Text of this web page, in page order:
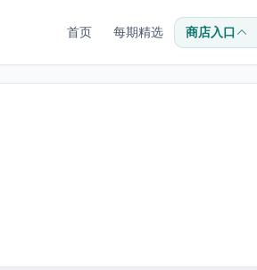
首页 每期精选 商店入口